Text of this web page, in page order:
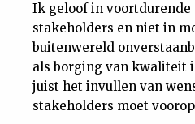
Contact
Ik geloof in voortdurende
stakeholders en niet in
buitenwereld
als borging van kwaliteit
juist het invullen van
stakeholders moet